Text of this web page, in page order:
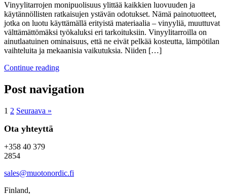
Vinyylitarrojen monipuolisuus ylittää kaikkien luovuuden ja
käytännöllisten ratkaisujen ystävän odotukset. Nämä painotuotteet,
jotka on luotu käyttämällä erityistä materiaalia – vinyyliä, muuttuvat
välttämättömäksi työkaluksi eri tarkoituksiin. Vinyylitarroilla on
ainutlaatuinen ominaisuus, että ne eivät pelkää kosteutta, lämpötilan
vaihteluita ja mekaanisia vaikutuksia. Niiden […]
Continue reading
Post navigation
1 2 Seuraava »
Ota yhteyttä
+358 40 379
2854
sales@muotonordic.fi
Finland,